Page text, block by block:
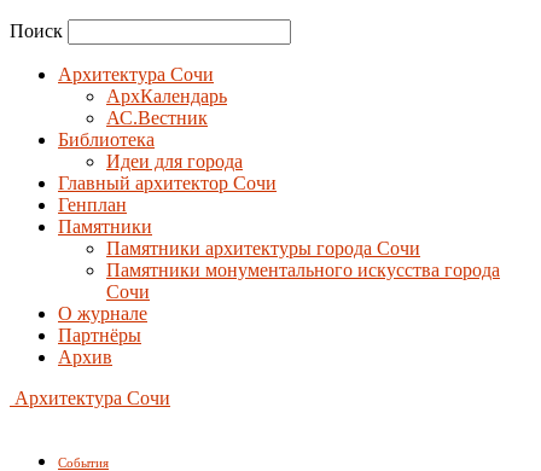
Поиск
Архитектура Сочи
АрхКалендарь
АС.Вестник
Библиотека
Идеи для города
Главный архитектор Сочи
Генплан
Памятники
Памятники архитектуры города Сочи
Памятники монументального искусства города
Сочи
О журнале
Партнёры
Архив
Архитектура Сочи
События